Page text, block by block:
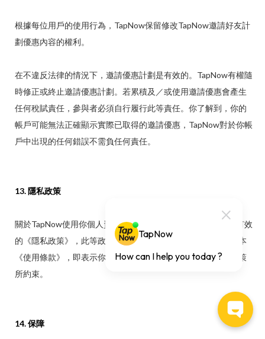
根據每位用戶的使用行為，TapNow保留修改TapNow邀請好友計
劃優惠內容的權利。
在不違反法律的情況下，邀請優惠計劃是有效的。TapNow有權隨
時修正或終止邀請優惠計劃。若累積及／或使用邀請優惠會產生
任何稅賦責任，參與者必須自行履行此等責任。你了解到，你的
帳戶可能無法正確顯示實際已取得的邀請優惠，TapNow對於你帳
戶中出現的任何錯誤不需負任何責任。
13. 隱私政策
關於TapNow使用你個人資料的相關政策，請閱讀本公司現行有效
的《隱私政策》，此等政策已納入本《使用條款》。當你接受本
《使用條款》，即表示你同意《隱私政策》，且同意受此等政策
所約束。
14. 保障